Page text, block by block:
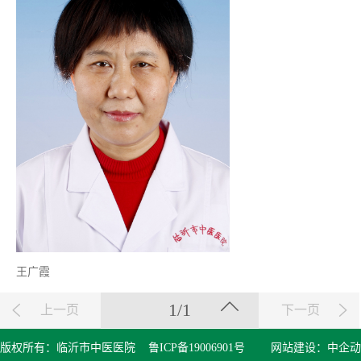
王广霞
上一页 1/1 下一页
版权所有：临沂市中医医院 鲁ICP备19006901号 网站建设： 中企动